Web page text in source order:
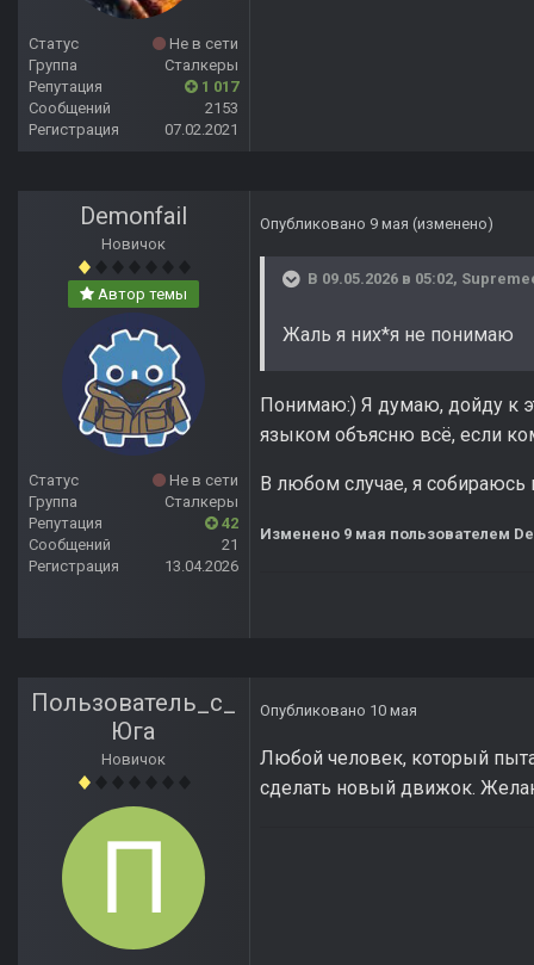
Статус
Не в сети
Группа
Сталкеры
Репутация
1 017
Сообщений
2153
Регистрация
07.02.2021
Demonfail
Новичок
Автор темы
Статус
Не в сети
Группа
Сталкеры
Репутация
42
Сообщений
21
Регистрация
13.04.2026
Опубликовано 9 мая (изменено)
В 09.05.2026 в 05:02,
Жаль я них*я не понимаю
Понимаю:) Я думаю, дойду к
языком объясню всё, если
В любом случае, я собираюсь
Изменено 9 мая пользователем
Пользователь_с_
Юга
Новичок
Опубликовано 10 мая
Любой человек, который
сделать новый движок.